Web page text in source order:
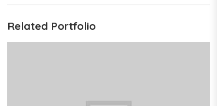
Related Portfolio